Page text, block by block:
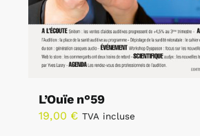
L’Ouïe n°59
19,00 € TVA incluse